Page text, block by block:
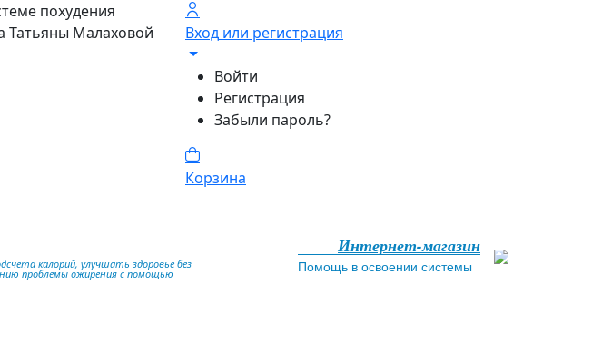
похудения
Татьяны Малаховой
Вход или регистрация
Войти
Регистрация
Забыли пароль?
Корзина
калорий, улучшать здоровье без
проблемы ожирения с помощью
Интернет-магазин
Помощь в освоении системы